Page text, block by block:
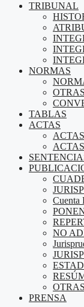
TRIBUNAL
NORMAS
TABLAS
ACTAS
Cuenta
NO
PRENSA